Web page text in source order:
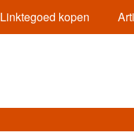
Linktegoed kopen